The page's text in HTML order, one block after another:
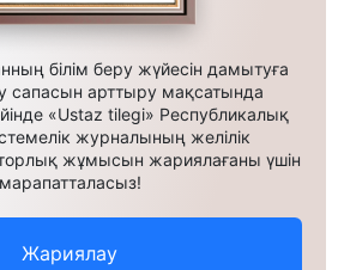
білім беру жүйесін дамытуға
сапасын арттыру мақсатында
«Ustaz tilegi» Республикалық
журналының желілік
жұмысын жариялағаны үшін
марапатталасыз!
Жариялау